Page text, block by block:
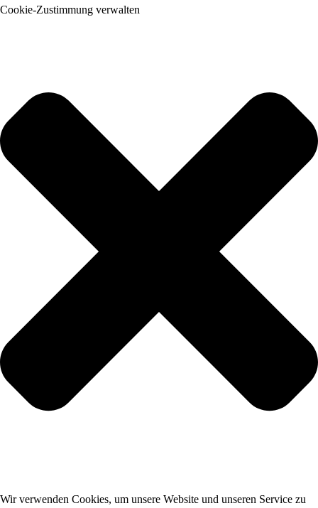
Cookie-Zustimmung verwalten
Wir verwenden Cookies, um unsere Website und unseren Service zu